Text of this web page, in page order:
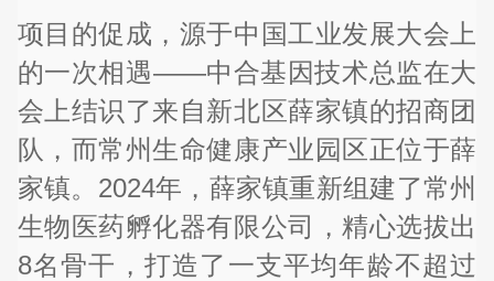
项目的促成，源于中国工业发展大会上
的一次相遇——中合基因技术总监在大
会上结识了来自新北区薛家镇的招商团
队，而常州生命健康产业园区正位于薛
家镇。2024年，薛家镇重新组建了常州
生物医药孵化器有限公司，精心选拔出
8名骨干，打造了一支平均年龄不超过